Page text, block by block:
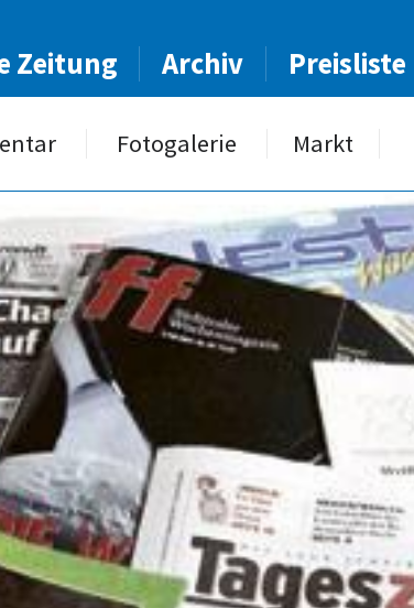
Zeitung Archiv Preisliste
Fotogalerie Markt